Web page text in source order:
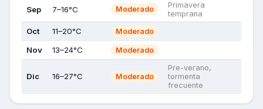
Sep 7–16°C Moderado
Primavera
temprana
Oct 11–20°C Moderado
Nov 13–24°C Moderado
Dic 16–27°C Moderado
Pre-verano,
tormenta
frecuente